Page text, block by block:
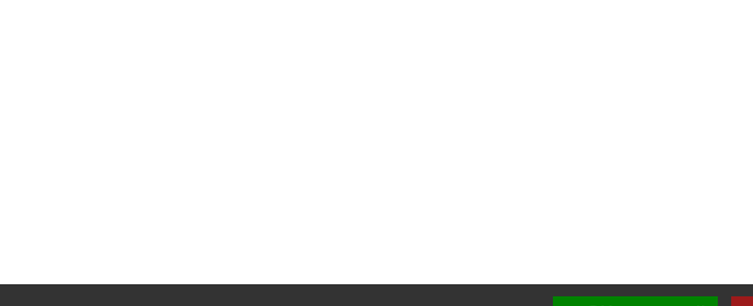
les mercredi et jeudi de 8h00 à 12h00